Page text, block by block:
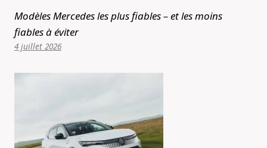
Modèles Mercedes les plus fiables – et les moins
fiables à éviter
4 juillet 2026